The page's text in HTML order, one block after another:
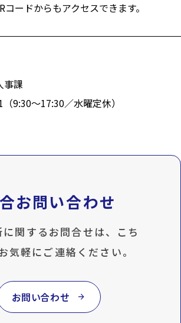
ードからもアクセスできます。
事課
9:30〜17:30／水曜定休）
お問い合わせ
関するお問合せは、こち
気軽にご連絡ください。
お問い合わせ arrow_forward